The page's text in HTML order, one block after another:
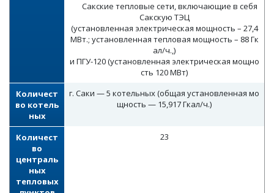
Сакские тепловые сети, включающие в себя
Сакскую ТЭЦ
(установленная электрическая мощность – 27,4
МВт.; установленная тепловая мощность – 88 Гк
ал/ч.,)
и ПГУ-120 (установленная электрическая мощно
сть 120 МВт)
Количест
во котель
ных
г. Саки — 5 котельных (общая установленная мо
щность — 15,917 Гкал/ч.)
Количест
во
централь
ных
тепловых
23